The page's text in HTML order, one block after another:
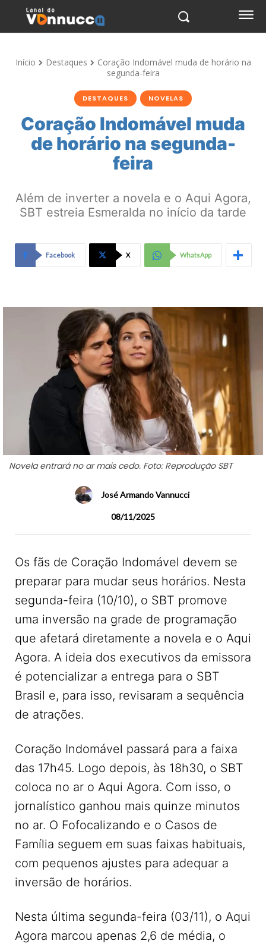
Início Destaques
Coração Indomável muda de horário na
segunda-feira
DESTAQUES NOVELAS
Coração Indomável muda
de horário na segunda-
feira
Além de inverter a novela e o Aqui Agora,
SBT estreia Esmeralda no início da tarde
Facebook X WhatsApp
Novela entrará no ar mais cedo. Foto: Reprodução SBT
José Armando Vannucci
08/11/2025
Os fãs de Coração Indomável devem se
preparar para mudar seus horários. Nesta
segunda-feira (10/10), o SBT promove
uma inversão na grade de programação
que afetará diretamente a novela e o Aqui
Agora. A ideia dos executivos da emissora
é potencializar a entrega para o SBT
Brasil e, para isso, revisaram a sequência
de atrações.
Coração Indomável passará para a faixa
das 17h45. Logo depois, às 18h30, o SBT
coloca no ar o Aqui Agora. Com isso, o
jornalístico ganhou mais quinze minutos
no ar. O Fofocalizando e o Casos de
Família seguem em suas faixas habituais,
com pequenos ajustes para adequar a
inversão de horários.
Nesta última segunda-feira (03/11), o Aqui
Agora marcou apenas 2,6 de média, o